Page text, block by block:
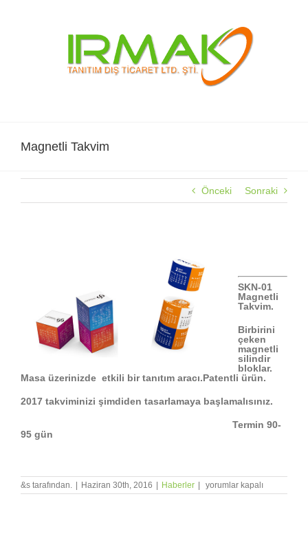
Magnetli Takvim
Önceki Sonraki
SKN-01
Magnetli
Takvim.
Birbirini
çeken
magnetli
silindir
bloklar.
Masa üzerinizde etkili bir tanıtım aracı.Patentli ürün.
2017 takviminizi şimdiden tasarlamaya başlamalısınız.
Termin 90-
95 gün
&s tarafından. Haziran 30th, 2016 Haberler
Magnetli
Takvim
yorumlar kapalı